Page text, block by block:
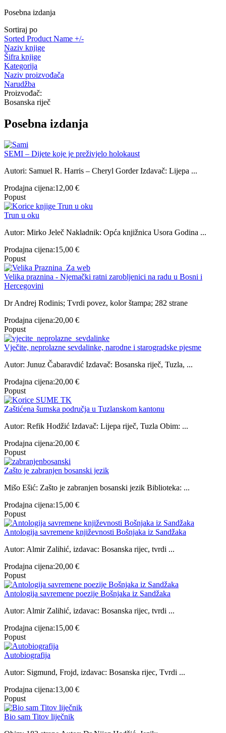
Posebna izdanja
Sortiraj po
Sorted Product Name +/-
Naziv knjige
Šifra knjige
Kategorija
Naziv proizvođača
Narudžba
Proizvođač:
Bosanska riječ
Posebna izdanja
SEMI – Dijete koje je preživjelo holokaust
Autori: Samuel R. Harris – Cheryl Gorder Izdavač: Lijepa ...
Prodajna cijena:12,00 €
Popust
Trun u oku
Autor: Mirko Jeleč Nakladnik: Opća knjižnica Usora Godina ...
Prodajna cijena:15,00 €
Popust
Velika praznina - Njemački ratni zarobljenici na radu u Bosni i
Hercegovini
Dr Andrej Rodinis; Tvrdi povez, kolor štampa; 282 strane
Prodajna cijena:20,00 €
Popust
Vječite, neprolazne sevdalinke, narodne i starogradske pjesme
Autor: Junuz Čabaravdić Izdavač: Bosanska riječ, Tuzla, ...
Prodajna cijena:20,00 €
Popust
Zaštićena šumska područja u Tuzlanskom kantonu
Autor: Refik Hodžić Izdavač: Lijepa riječ, Tuzla Obim: ...
Prodajna cijena:20,00 €
Popust
Zašto je zabranjen bosanski jezik
Mišo Ešić: Zašto je zabranjen bosanski jezik Biblioteka: ...
Prodajna cijena:15,00 €
Popust
Antologija savremene književnosti Bošnjaka iz Sandžaka
Autor: Almir Zalihić, izdavac: Bosanska rijec, tvrdi ...
Prodajna cijena:20,00 €
Popust
Antologija savremene poezije Bošnjaka iz Sandžaka
Autor: Almir Zalihić, izdavac: Bosanska rijec, tvrdi ...
Prodajna cijena:15,00 €
Popust
Autobiografija
Autor: Sigmund, Frojd, izdavac: Bosanska rijec, Tvrdi ...
Prodajna cijena:13,00 €
Popust
Bio sam Titov liječnik